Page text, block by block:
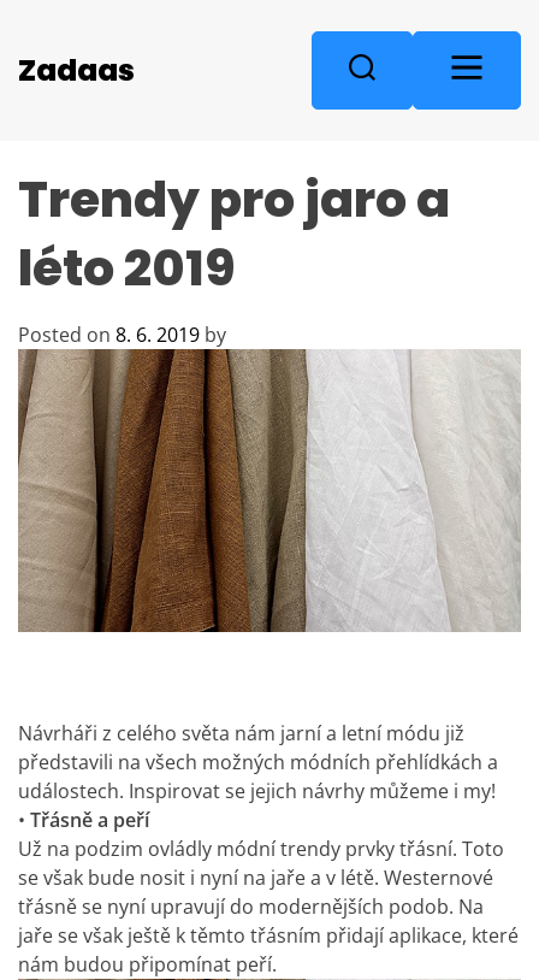
Zadaas
S
c
h
M
Trendy pro jaro a
léto 2019
Posted on 8. 6. 2019 by
Návrháři z celého světa nám jarní a letní módu již
představili na všech možných módních přehlídkách a
událostech. Inspirovat se jejich návrhy můžeme i my!
• Třásně a peří
Už na podzim ovládly módní trendy prvky třásní. Toto
se však bude nosit i nyní na jaře a v létě. Westernové
třásně se nyní upravují do modernějších podob. Na
jaře se však ještě k těmto třásním přidají aplikace, které
nám budou připomínat peří.